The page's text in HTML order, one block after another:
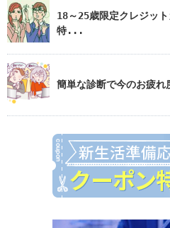
18～25歳限定クレジッ
特...
簡単な診断で今のお疲れ